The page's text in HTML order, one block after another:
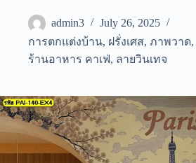
admin3
July 26, 2025
การตกแต่งบ้าน, ฝรั่งเศส, ภาพวาด,
ร้านอาหาร คาเฟ่, ลายวินเทจ